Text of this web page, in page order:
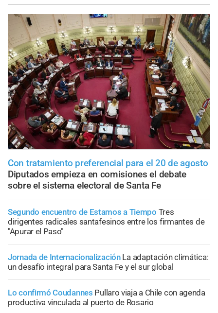
Con tratamiento preferencial para el 20 de agosto
Diputados empieza en comisiones el debate
sobre el sistema electoral de Santa Fe
Segundo encuentro de Estamos a Tiempo Tres
dirigentes radicales santafesinos entre los firmantes de
"Apurar el Paso"
Jornada de Internacionalización La adaptación climática:
un desafío integral para Santa Fe y el sur global
Lo confirmó Coudannes Pullaro viaja a Chile con agenda
productiva vinculada al puerto de Rosario